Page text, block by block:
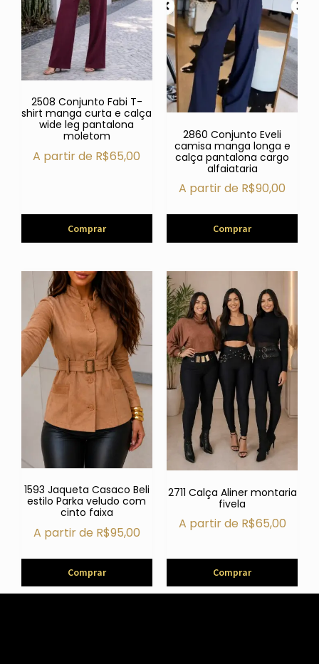
2508 Conjunto Fabi T-
shirt manga curta e calça
wide leg pantalona
moletom
A partir de R$65,00
Comprar
2860 Conjunto Eveli
camisa manga longa e
calça pantalona cargo
alfaiataria
A partir de R$90,00
Comprar
1593 Jaqueta Casaco Beli
estilo Parka veludo com
cinto faixa
A partir de R$95,00
Comprar
2711 Calça Aliner montaria
fivela
A partir de R$65,00
Comprar